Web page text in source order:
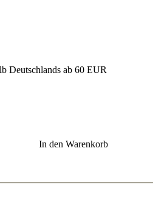
Deutschlands ab 60 EUR
In den Warenkorb